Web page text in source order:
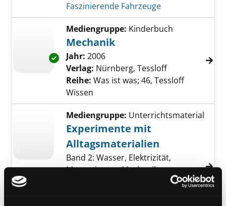
Faszinierende Fahrzeuge
Exemplar-Details von Mechanik anzeigen
Mediengruppe: Kinderbuch
Mechanik
Suche nach diesem Verfasser
Jahr: 2006
Verlag: Nürnberg, Tessloff
Reihe: Was ist was; 46, Tessloff
Wissen
Mediengruppe: Unterrichtsmaterial
Experimente mit
Alltagsmaterialien
Band 2: Wasser, Elektrizität,
Magnetismus, Mechanik
Baumgarten, Andrea